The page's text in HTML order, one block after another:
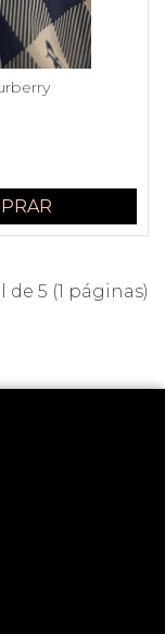
de 5 (1 páginas)